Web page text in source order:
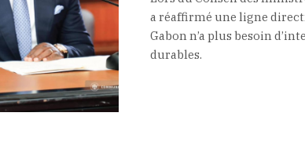
a réaffirmé une ligne
Gabon n’a plus besoin
durables.